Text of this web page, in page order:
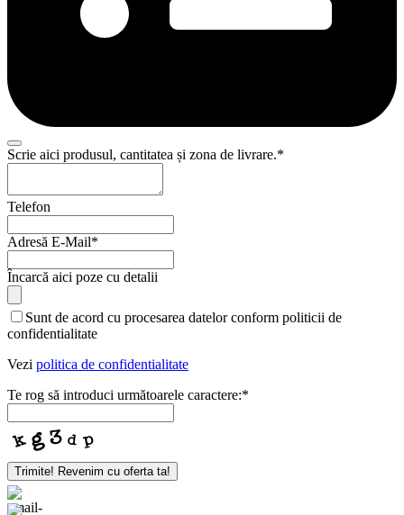
Scrie aici produsul, cantitatea și zona de livrare.*
Telefon
Adresă E-Mail*
Încarcă aici poze cu detalii
Sunt de acord cu procesarea datelor conform politicii de
confidentialitate
Vezi politica de confidentialitate
Te rog să introduci următoarele caractere:*
Trimite! Revenim cu oferta ta!
Your
Website